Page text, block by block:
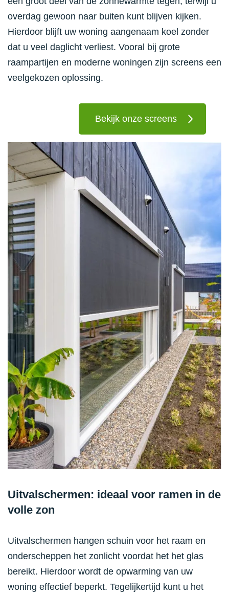
overdag gewoon naar buiten kunt blijven kijken.
Hierdoor blijft uw woning aangenaam koel zonder
dat u veel daglicht verliest. Vooral bij grote
raampartijen en moderne woningen zijn screens een
veelgekozen oplossing.
Bekijk onze screens
Uitvalschermen: ideaal voor ramen in de
volle zon
Uitvalschermen hangen schuin voor het raam en
onderscheppen het zonlicht voordat het het glas
bereikt. Hierdoor wordt de opwarming van uw
woning effectief beperkt. Tegelijkertijd kunt u het